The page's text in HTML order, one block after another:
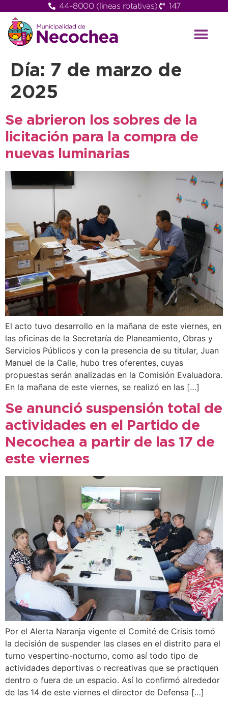
44-8000 (lineas rotativas) 147
Día: 7 de marzo de
2025
Se abrieron los sobres de la
licitación para la compra de
nuevas luminarias
El acto tuvo desarrollo en la mañana de este viernes, en
las oficinas de la Secretaría de Planeamiento, Obras y
Servicios Públicos y con la presencia de su titular, Juan
Manuel de la Calle, hubo tres oferentes, cuyas
propuestas serán analizadas en la Comisión Evaluadora.
En la mañana de este viernes, se realizó en las […]
Se anunció suspensión total de
actividades en el Partido de
Necochea a partir de las 17 de
este viernes
Por el Alerta Naranja vigente el Comité de Crisis tomó
la decisión de suspender las clases en el distrito para el
turno vespertino-nocturno, como así todo tipo de
actividades deportivas o recreativas que se practiquen
dentro o fuera de un espacio. Así lo confirmó alrededor
de las 14 de este viernes el director de Defensa […]